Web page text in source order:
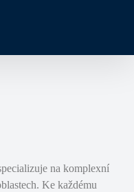
na komplexní
Ke každému